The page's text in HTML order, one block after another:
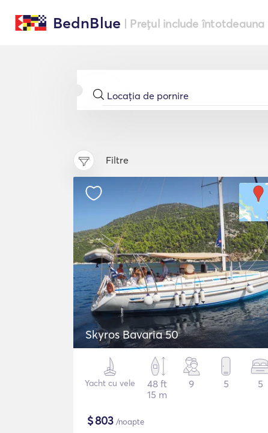
BednBlue | Prețul include
Filtre
Skyros Bavaria 50
Yacht cu vele
48 ft
15 m
9 5 5
$803 /noapte